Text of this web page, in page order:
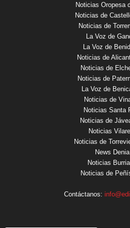
Noticias Oropesa
Noticias de
Noticias de
La Voz de
La Voz de
Noticias de
Noticias de
Noticias de
La Voz de
Noticias de
Noticias Santa
Noticias de
Noticias
Noticias de
News Denia
Noticias
Noticias de
Contáctanos: